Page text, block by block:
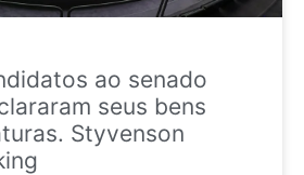
ao senado
seus bens
Styvenson